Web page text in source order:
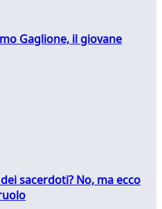
Gaglione, il giovane
sacerdoti? No, ma ecco